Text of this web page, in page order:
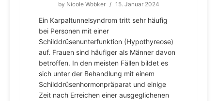
by Nicole Wobker / 15. Januar 2024
Ein Karpaltunnelsyndrom tritt sehr häufig
bei Personen mit einer
Schilddrüsenunterfunktion (Hypothyreose)
auf. Frauen sind häufiger als Männer davon
betroffen. In den meisten Fällen bildet es
sich unter der Behandlung mit einem
Schilddrüsenhormonpräparat und einige
Zeit nach Erreichen einer ausgeglichenen